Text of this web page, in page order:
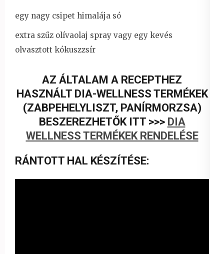
egy nagy csipet himalája só
extra szűz olívaolaj spray vagy egy kevés
olvasztott kókuszzsír
AZ ÁLTALAM A RECEPTHEZ
HASZNÁLT DIA-WELLNESS TERMÉKEK
(ZABPEHELYLISZT, PANÍRMORZSA)
BESZEREZHETŐK ITT >>> DIA
WELLNESS TERMÉKEK RENDELÉSE
RÁNTOTT HAL KÉSZÍTÉSE: